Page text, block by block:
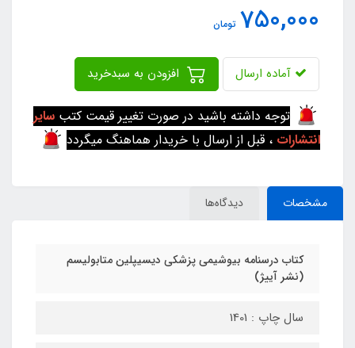
750,000 تومان
آماده ارسال
توجه داشته باشید در صورت تغییر قیمت کتب سایر
انتشارات ، قبل از ارسال با خریدار هماهنگ میگردد
مشخصات دیدگاه‌ها
کتاب درسنامه بیوشیمی پزشکی دیسیپلین متابولیسم
(نشر آییژ)
سال چاپ : 1401